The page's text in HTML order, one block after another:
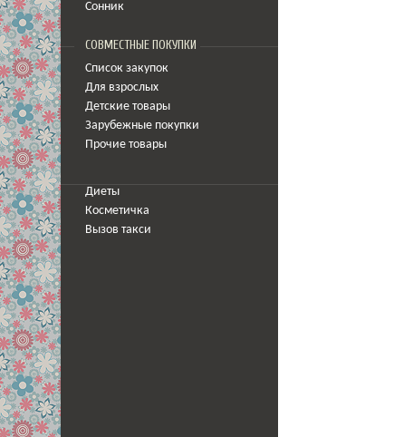
Сонник
СОВМЕСТНЫЕ ПОКУПКИ
Список закупок
Для взрослых
Детские товары
Зарубежные покупки
Прочие товары
Диеты
Косметичка
Вызов такси